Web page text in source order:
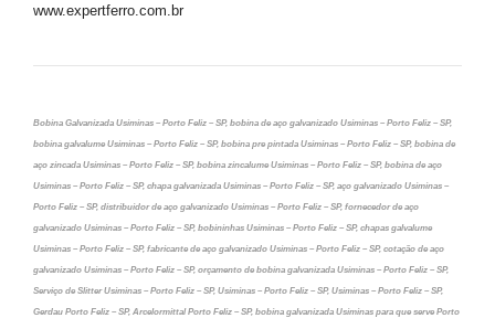
www.expertferro.com.br
Bobina Galvanizada Usiminas – Porto Feliz – SP, bobina de aço galvanizado Usiminas – Porto Feliz – SP,
bobina galvalume Usiminas – Porto Feliz – SP, bobina pre pintada Usiminas – Porto Feliz – SP, bobina de
aço zincada Usiminas – Porto Feliz – SP, bobina zincalume Usiminas – Porto Feliz – SP, bobina de aço
Usiminas – Porto Feliz – SP, chapa galvanizada Usiminas – Porto Feliz – SP, aço galvanizado Usiminas –
Porto Feliz – SP, distribuidor de aço galvanizado Usiminas – Porto Feliz – SP, fornecedor de aço
galvanizado Usiminas – Porto Feliz – SP, bobininhas Usiminas – Porto Feliz – SP, chapas galvalume
Usiminas – Porto Feliz – SP, fabricante de aço galvanizado Usiminas – Porto Feliz – SP, cotação de aço
galvanizado Usiminas – Porto Feliz – SP, orçamento de bobina galvanizada Usiminas – Porto Feliz – SP,
Serviço de Slitter Usiminas – Porto Feliz – SP, Usiminas – Porto Feliz – SP, Usiminas – Porto Feliz – SP,
Gerdau Porto Feliz – SP, Arcelormittal Porto Feliz – SP, bobina galvanizada Usiminas para que serve Porto